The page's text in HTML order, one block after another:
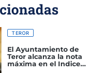
TEROR
El Ayuntamiento de
Teror alcanza la nota
máxima en el Indice